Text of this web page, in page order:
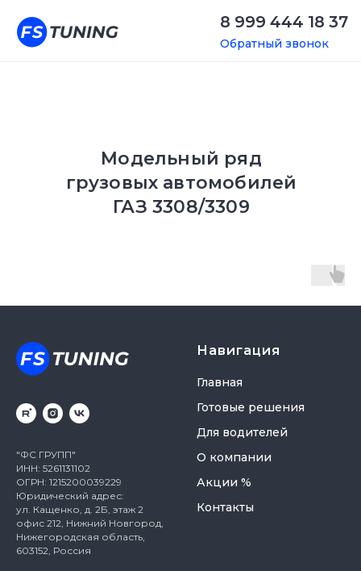
8 999 444 18 37
Обратный звонок
Модельный ряд
грузовых автомобилей
ГАЗ 3308/3309
"ФС ГРУПП"
ИНН: 5261131102
ОГРН: 1215200039229
Юридический адрес:
ул. Кащенко, д. 2Б, этаж 2
офис 212, Нижний Новгород,
Нижегородская область,
603152, Россия
Навигация
Главная
Готовые решения
Для водителей
О компании
Акции %
Контакты